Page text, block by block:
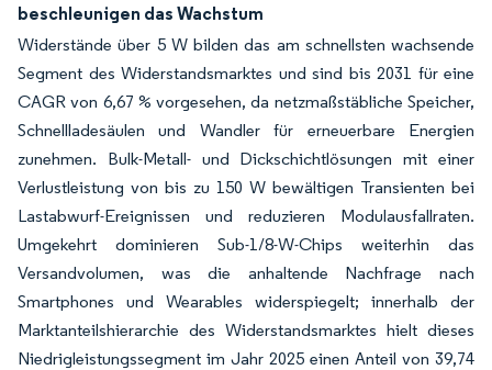
beschleunigen das Wachstum
Widerstände über 5 W bilden das am schnellsten wachsende
Segment des Widerstandsmarktes und sind bis 2031 für eine
CAGR von 6,67 % vorgesehen, da netzmaßstäbliche Speicher,
Schnellladesäulen und Wandler für erneuerbare Energien
zunehmen. Bulk-Metall- und Dickschichtlösungen mit einer
Verlustleistung von bis zu 150 W bewältigen Transienten bei
Lastabwurf-Ereignissen und reduzieren Modulausfallraten.
Umgekehrt dominieren Sub-1/8-W-Chips weiterhin das
Versandvolumen, was die anhaltende Nachfrage nach
Smartphones und Wearables widerspiegelt; innerhalb der
Marktanteilshierarchie des Widerstandsmarktes hielt dieses
Niedrigleistungssegment im Jahr 2025 einen Anteil von 39,74